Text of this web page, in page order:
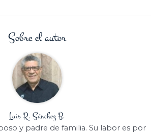
Sobre el autor
Luis R. Sánchez B.
y padre de familia. Su labor es por